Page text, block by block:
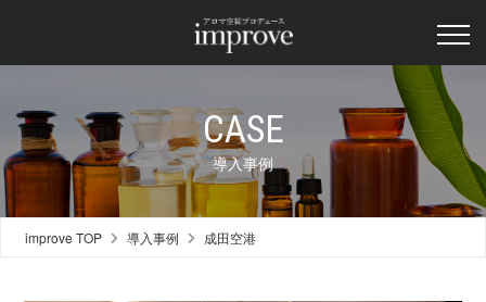
CASE
導入事例
improve TOP 導入事例 成田空港